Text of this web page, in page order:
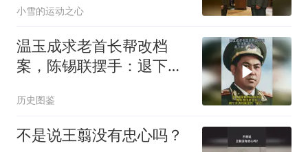
小雪的运动之心
温玉成求老首长帮改档
案，陈锡联摆手：退下来
历史图鉴
不是说王翦没有忠心吗？